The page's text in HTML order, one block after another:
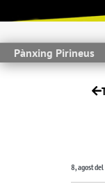
Pànxing Pirineus
8, agost